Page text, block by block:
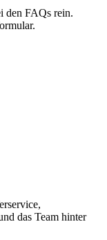
den FAQs rein.
das Team hinter